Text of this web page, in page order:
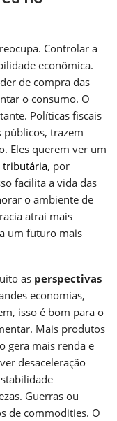
Controlar a
econômica.
de compra das
o consumo. O
Políticas fiscais
públicos, trazem
Eles querem ver um
tributária, por
facilita a vida das
o ambiente de
atrai mais
um futuro mais
as perspectivas
economias,
isso é bom para o
Mais produtos
gera mais renda e
desaceleração
Guerras ou
de commodities. O